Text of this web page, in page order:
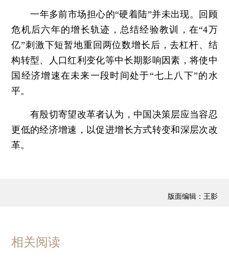
一年多前市场担心的“硬着陆”并未出现。回顾
危机后六年的增长轨迹，总结经验教训，在“4万
亿”刺激下短暂地重回两位数增长后，去杠杆、结
构转型、人口红利变化等中长期影响因素，将使中
国经济增速在未来一段时间处于“七上八下”的水
平。
有殷切寄望改革者认为，中国决策层应当容忍
更低的经济增速，以促进增长方式转变和深层次改
革。
版面编辑：王影
相关阅读